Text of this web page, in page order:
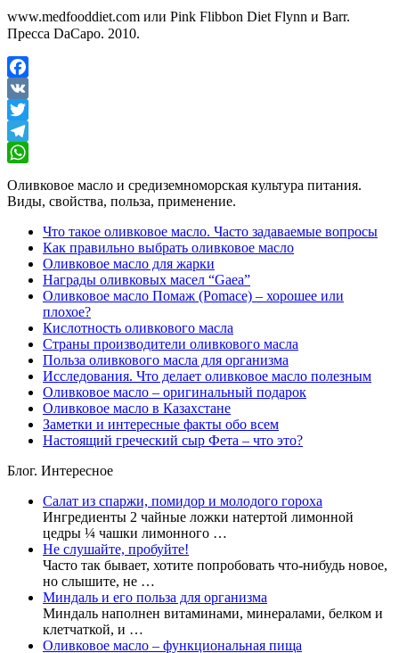
www.medfooddiet.com или Pink Flibbon Diet Flynn и Barr.
Пресса DaCapo. 2010.⠀
Facebook
VK
Twitter
Telegram
Оливковое масло и средиземноморская культура питания.
Виды, свойства, польза, применение.
Что такое оливковое масло. Часто задаваемые вопросы
Как правильно выбрать оливковое масло
Оливковое масло для жарки
Награды оливковых масел “Gaea”
Оливковое масло Помаж (Pomace) – хорошее или
плохое?
Кислотность оливкового масла
Страны производители оливкового масла
Польза оливкового масла для организма
Исследования. Что делает оливковое масло полезным
Оливковое масло – оригинальный подарок
Оливковое масло в Казахстане
Заметки и интересные факты обо всем
Настоящий греческий сыр Фета – что это?
Блог. Интересное
Салат из спаржи, помидор и молодого гороха
Ингредиенты 2 чайные ложки натертой лимонной
цедры ¼ чашки лимонного …
Не слушайте, пробуйте!
Часто так бывает, хотите попробовать что-нибудь новое,
но слышите, не …
Миндаль и его польза для организма
Миндаль наполнен витаминами, минералами, белком и
клетчаткой, и …
Оливковое масло – функциональная пища